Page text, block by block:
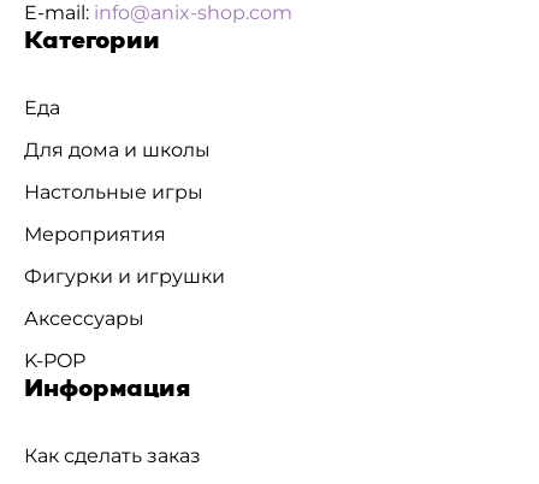
E-mail: info@anix-shop.com
Категории
Еда
Для дома и школы
Настольные игры
Мероприятия
Фигурки и игрушки
Аксессуары
K-POP
Информация
Как сделать заказ